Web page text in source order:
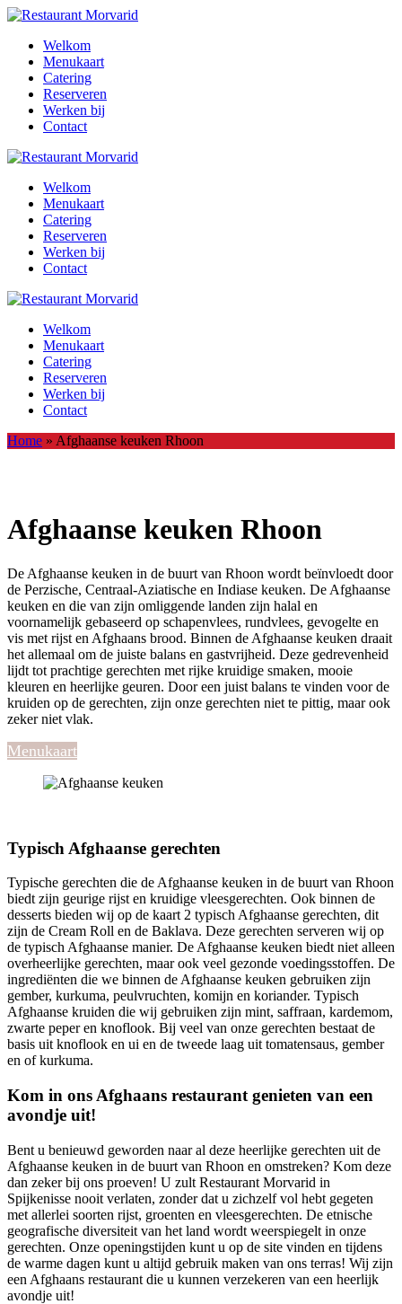
Welkom
Menukaart
Catering
Reserveren
Werken bij
Contact
Welkom
Menukaart
Catering
Reserveren
Werken bij
Contact
Welkom
Menukaart
Catering
Reserveren
Werken bij
Contact
Home » Afghaanse keuken Rhoon
Afghaanse keuken Rhoon
De Afghaanse keuken in de buurt van Rhoon wordt beïnvloedt door
de Perzische, Centraal-Aziatische en Indiase keuken. De Afghaanse
keuken en die van zijn omliggende landen zijn halal en
voornamelijk gebaseerd op schapenvlees, rundvlees, gevogelte en
vis met rijst en Afghaans brood. Binnen de Afghaanse keuken draait
het allemaal om de juiste balans en gastvrijheid. Deze gedrevenheid
lijdt tot prachtige gerechten met rijke kruidige smaken, mooie
kleuren en heerlijke geuren. Door een juist balans te vinden voor de
kruiden op de gerechten, zijn onze gerechten niet te pittig, maar ook
zeker niet vlak.
Menukaart
Typisch Afghaanse gerechten
Typische gerechten die de Afghaanse keuken in de buurt van Rhoon
biedt zijn geurige rijst en kruidige vleesgerechten. Ook binnen de
desserts bieden wij op de kaart 2 typisch Afghaanse gerechten, dit
zijn de Cream Roll en de Baklava. Deze gerechten serveren wij op
de typisch Afghaanse manier. De Afghaanse keuken biedt niet alleen
overheerlijke gerechten, maar ook veel gezonde voedingsstoffen. De
ingrediënten die we binnen de Afghaanse keuken gebruiken zijn
gember, kurkuma, peulvruchten, komijn en koriander. Typisch
Afghaanse kruiden die wij gebruiken zijn mint, saffraan, kardemom,
zwarte peper en knoflook. Bij veel van onze gerechten bestaat de
basis uit knoflook en ui en de tweede laag uit tomatensaus, gember
en of kurkuma.
Kom in ons Afghaans restaurant genieten van een
avondje uit!
Bent u benieuwd geworden naar al deze heerlijke gerechten uit de
Afghaanse keuken in de buurt van Rhoon en omstreken? Kom deze
dan zeker bij ons proeven! U zult Restaurant Morvarid in
Spijkenisse nooit verlaten, zonder dat u zichzelf vol hebt gegeten
met allerlei soorten rijst, groenten en vleesgerechten. De etnische
geografische diversiteit van het land wordt weerspiegelt in onze
gerechten. Onze openingstijden kunt u op de site vinden en tijdens
de warme dagen kunt u altijd gebruik maken van ons terras! Wij zijn
een Afghaans restaurant die u kunnen verzekeren van een heerlijk
avondje uit!